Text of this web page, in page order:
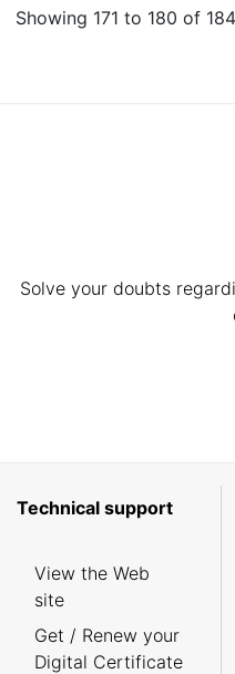
Showing 171 to 180 of
Solve your doubts
Technical support
View the Web
site
Get / Renew your
Digital Certificate